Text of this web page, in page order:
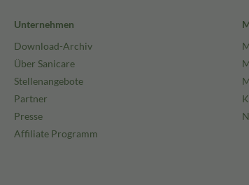
Unternehmen
Download-Archiv
Über Sanicare
Stellenangebote
Partner
Presse
Affiliate Programm